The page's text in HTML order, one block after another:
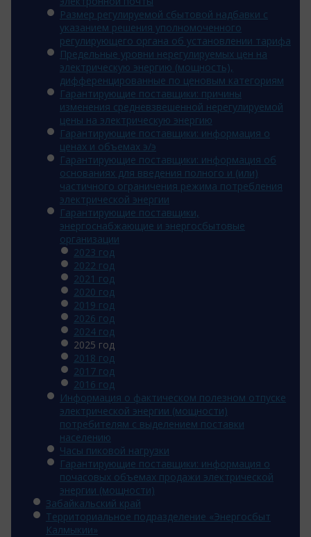
Размер регулируемой сбытовой надбавки с
указанием решения уполномоченного
регулирующего органа об установлении тарифа
Предельные уровни нерегулируемых цен на
электрическую энергию (мощность),
дифференцированные по ценовым категориям
Гарантирующие поставщики: причины
изменения средневзвешенной нерегулируемой
цены на электрическую энергию
Гарантирующие поставщики: информация о
ценах и объемах э/э
Гарантирующие поставщики: информация об
основаниях для введения полного и (или)
частичного ограничения режима потребления
электрической энергии
Гарантирующие поставщики,
энергоснабжающие и энергосбытовые
организации
2023 год
2022 год
2021 год
2020 год
2019 год
2026 год
2024 год
2025 год
2018 год
2017 год
2016 год
Информация о фактическом полезном отпуске
электрической энергии (мощности)
потребителям с выделением поставки
населению
Часы пиковой нагрузки
Гарантирующие поставщики: информация о
почасовых объемах продажи электрической
энергии (мощности)
Забайкальский край
Территориальное подразделение «Энергосбыт
Калмыкии»